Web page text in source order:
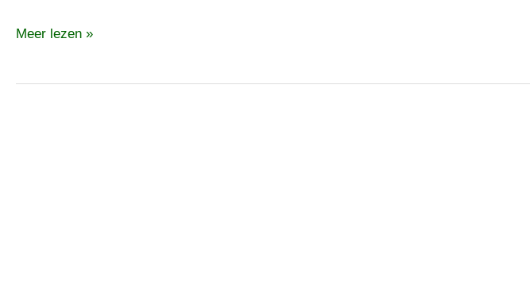
een
de
Meer lezen »